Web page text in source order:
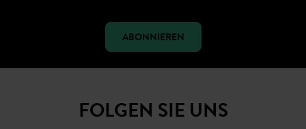
ABONNIEREN
FOLGEN SIE UNS